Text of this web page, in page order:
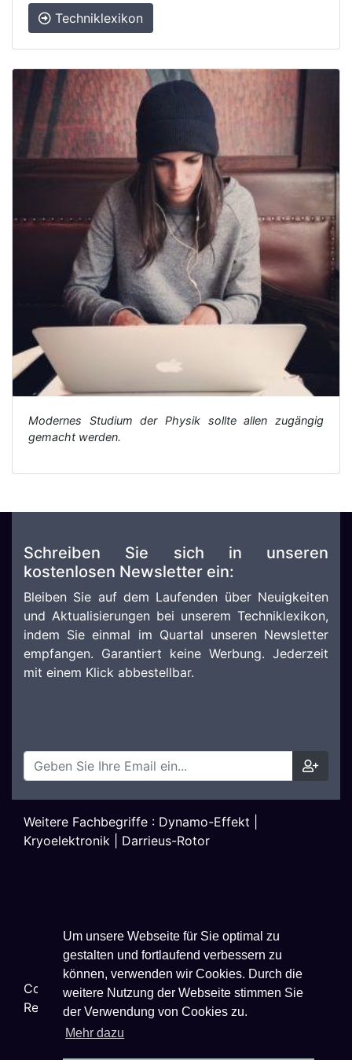
Um unsere Webseite für Sie optimal zu
gestalten und fortlaufend verbessern zu
können, verwenden wir Cookies. Durch die
weitere Nutzung der Webseite stimmen Sie
der Verwendung von Cookies zu.
Mehr dazu
Techniklexikon
Modernes Studium der Physik sollte allen zugängig
gemacht werden.
Schreiben Sie sich in unseren
kostenlosen Newsletter ein:
Bleiben Sie auf dem Laufenden über Neuigkeiten
und Aktualisierungen bei unserem Techniklexikon,
indem Sie einmal im Quartal unseren Newsletter
empfangen. Garantiert keine Werbung. Jederzeit
mit einem Klick abbestellbar.
Weitere Fachbegriffe : Dynamo-Effekt
Kryoelektronik
Darrieus-Rotor
Copyright © 2026Techniklexikon.net - All Rights
Reserved.